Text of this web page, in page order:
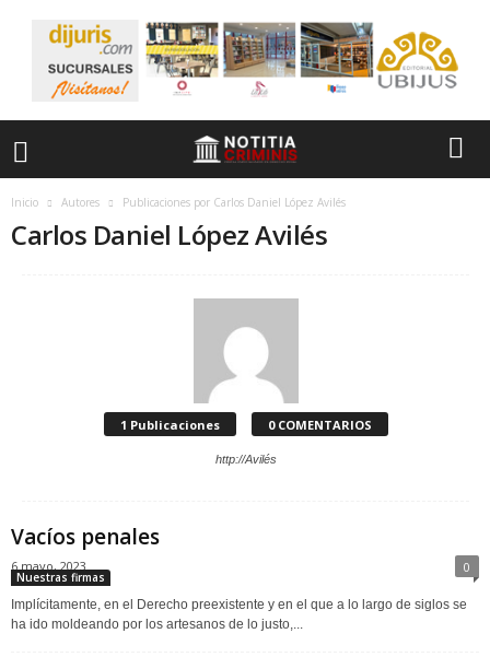
Inicio Autores Publicaciones por Carlos Daniel López Avilés
Carlos Daniel López Avilés
1 Publicaciones 0 COMENTARIOS
http://Avilés
Vacíos penales
6 mayo, 2023 0
Nuestras firmas
Implícitamente, en el Derecho preexistente y en el que a lo largo de siglos se
ha ido moldeando por los artesanos de lo justo,...